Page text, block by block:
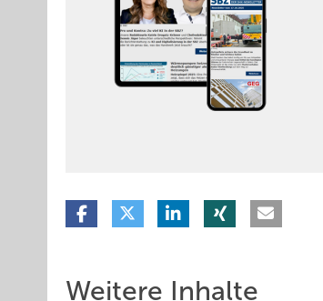
Weitere Inhalte